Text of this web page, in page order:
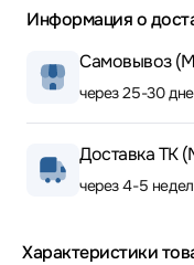
Информация о
Самовывоз
через 25-30
Доставка ТК
через 4-5
Характеристики